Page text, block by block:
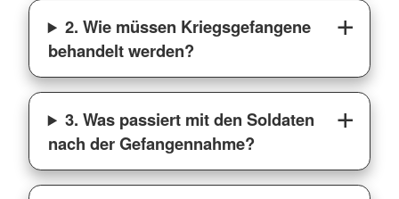
2. Wie müssen Kriegsgefangene
behandelt werden?
3. Was passiert mit den Soldaten
nach der Gefangennahme?